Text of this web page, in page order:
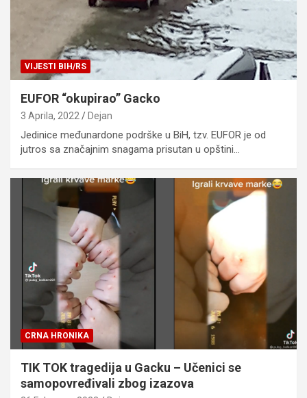
VIJESTI BIH/RS
EUFOR “okupirao” Gacko
3 Aprila, 2022 Dejan
Jedinice međunardone podrške u BiH, tzv. EUFOR je od
jutros sa značajnim snagama prisutan u opštini…
CRNA HRONIKA
TIK TOK tragedija u Gacku – Učenici se
samopovređivali zbog izazova